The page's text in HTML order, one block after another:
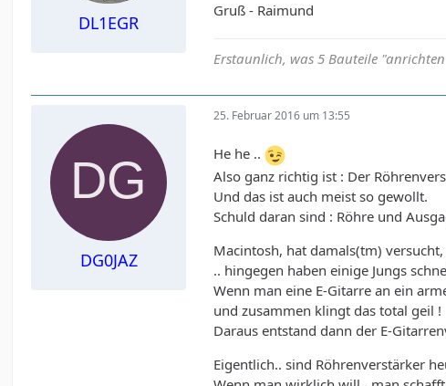
DL1EGR
Gruß - Raimund
Erstaunlich, was 5 Bauteile
DG0JAZ
25. Februar 2016 um 13:55
He he ..
Also ganz richtig ist : Der
Und das ist auch meist so gewollt.
Schuld daran sind : Röhre und
Macintosh, hat damals(tm)
.. hingegen haben einige Jungs
Wenn man eine E-Gitarre an ein
und zusammen klingt das total geil !
Daraus entstand dann der E-
Eigentlich.. sind Röhrenverstärker